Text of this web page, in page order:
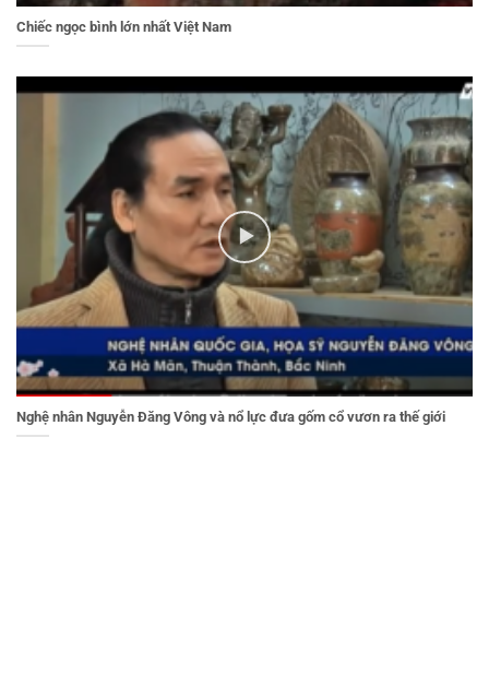
Chiếc ngọc bình lớn nhất Việt Nam
Nghệ nhân Nguyễn Đăng Vông và nổ lực đưa gốm cổ vươn ra thế giới